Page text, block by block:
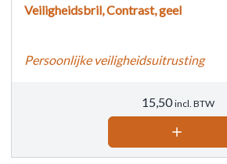
Veiligheidsbril, Contrast, geel
Persoonlijke veiligheidsuitrusting
15,50 incl. BTW